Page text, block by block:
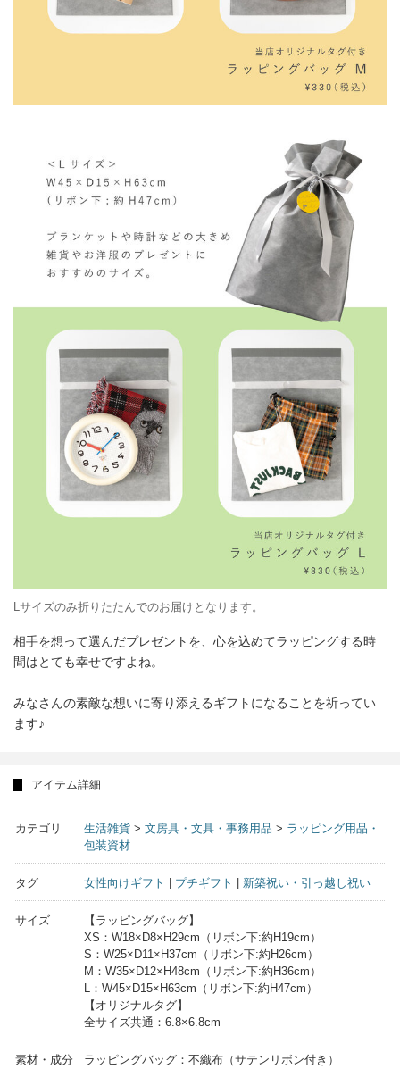
Lサイズのみ折りたたんでのお届けとなります。
相手を想って選んだプレゼントを、心を込めてラッピングする時
間はとても幸せですよね。
みなさんの素敵な想いに寄り添えるギフトになることを祈ってい
ます♪
アイテム詳細
カテゴリ 生活雑貨 > 文房具・文具・事務用品 > ラッピング用品・
包装資材
タグ 女性向けギフト プチギフト 新築祝い・引っ越し祝い
サイズ
【ラッピングバッグ】
XS：W18×D8×H29cm（リボン下:約H19cm）
S：W25×D11×H37cm（リボン下:約H26cm）
M：W35×D12×H48cm（リボン下:約H36cm）
L：W45×D15×H63cm（リボン下:約H47cm）
【オリジナルタグ】
全サイズ共通：6.8×6.8cm
素材・成分 ラッピングバッグ：不織布（サテンリボン付き）